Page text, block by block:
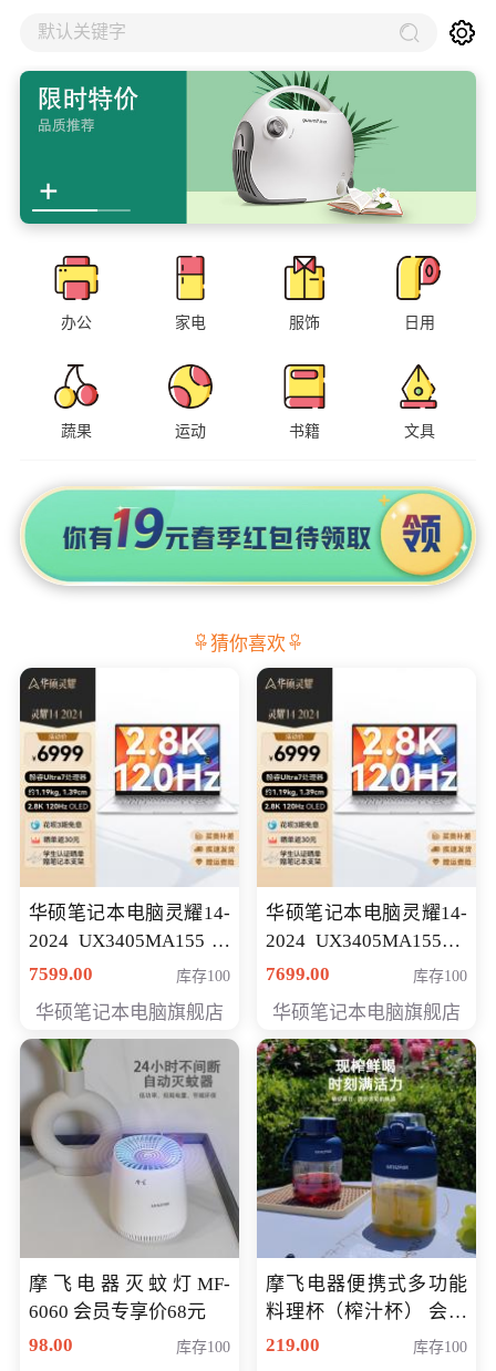
默认关键字
办公 家电 服饰 日用
蔬果 运动 书籍 文具
猜你喜欢
华硕笔记本电脑灵耀14-
2024 UX3405MA155冰
川银 oled 智慧轻薄本 会
7599.00 库存100
华硕笔记本电脑旗舰店
华硕笔记本电脑灵耀14-
2024 UX3405MA155夜
空蓝 oled 智慧轻薄本 会
7699.00 库存100
华硕笔记本电脑旗舰店
摩飞电器灭蚊灯MF-
6060 会员专享价68元
98.00
库存100
摩飞电器便携式多功能
料理杯（榨汁杯） 会员
专享价118元
219.00 库存100